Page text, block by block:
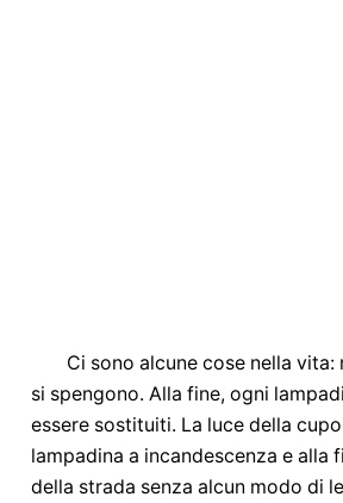
Ci sono alcune cose nella
si spengono. Alla fine, ogni
essere sostituiti. La luce della
lampadina a incandescenza e alla
della strada senza alcun modo di